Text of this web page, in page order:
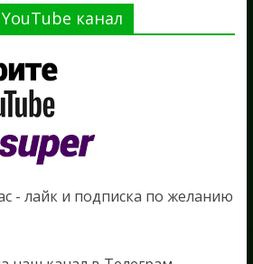
канал
- лайк и подписка по желанию